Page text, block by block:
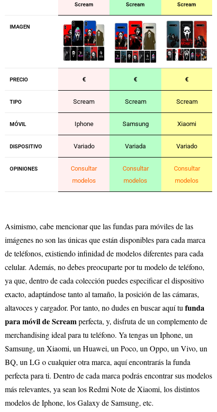
Scream
Scream
Scream
IMAGEN
PRECIO € € €
TIPO Scream Scream Scream
MÓVIL Iphone Samsung Xiaomi
DISPOSITIVO Variado Variada Variado
OPINIONES
Consultar
modelos
Consultar
modelos
Consultar
modelos
Asimismo, cabe mencionar que las fundas para móviles de las
imágenes no son las únicas que están disponibles para cada marca
de teléfonos, existiendo infinidad de modelos diferentes para cada
celular. Además, no debes preocuparte por tu modelo de teléfono,
ya que, dentro de cada colección puedes especificar el dispositivo
exacto, adaptándose tanto al tamaño, la posición de las cámaras,
altavoces y cargador. Por tanto, no dudes en buscar aquí tu funda
para móvil de Screamperfecta, y, disfruta de un complemento de
merchandising ideal para tu teléfono. Ya tengas un Iphone, un
Samsung, un Xiaomi, un Huawei, un Poco, un Oppo, un Vivo, un
BQ, un LG o cualquier otra marca, aquí encontrarás la funda
perfecta para ti. Dentro de cada marca podrás encontrar sus modelos
más relevantes, ya sean los Redmi Note de Xiaomi, los distintos
modelos de Iphone, los Galaxy de Samsung, etc.